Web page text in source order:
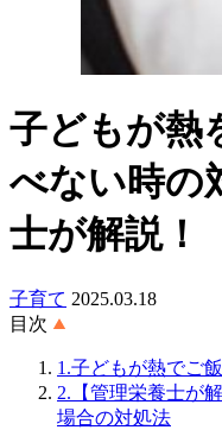
子どもが熱
べない時の
士が解説！
子育て 2025.03.18
目次
1.子どもが熱でご
2.【管理栄養士が
場合の対処法